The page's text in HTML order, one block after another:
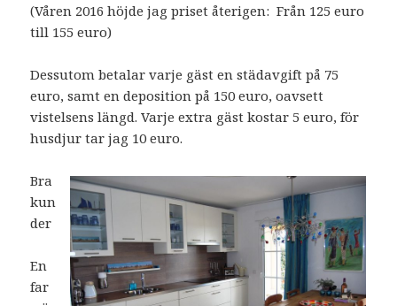
(Våren 2016 höjde jag priset återigen: Från 125 euro
till 155 euro)
Dessutom betalar varje gäst en städavgift på 75
euro, samt en deposition på 150 euro, oavsett
vistelsens längd. Varje extra gäst kostar 5 euro, för
husdjur tar jag 10 euro.
Bra
kun
der
En
far